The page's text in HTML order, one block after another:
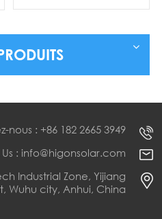
nous : +86 182 2665 3949
Us : info@higonsolar.com
Industrial Zone, Yijiang
Wuhu city, Anhui, China